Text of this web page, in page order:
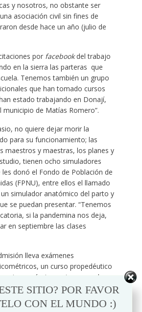
y nosotros, no obstante ser
asociación civil sin fines de
desde hace un año (julio de
por facebookdel trabajo
en la sierra las parteras que
Tenemos también un grupo
que han tomado cursos
estado trabajando en Donají,
municipio de Matías Romero”.
no quiere dejar morir la
para su funcionamiento; las
maestros y maestras, los planes y
tienen ocho simuladores
donó el Fondo de Población de
(FPNU), entre ellos el llamado
un simulador anatómico del parto y
se puedan presentar. “Tenemos
si la pandemina nos deja,
en septiembre las clases
lleva exámenes
un curso propedéutico
socioeconómica, quien pasa el
pagar una inscripción de mil
alumnas sería una mensualidad
pesos, porque habría que
SITIO? POR FAVOR
CON EL MUNDO :)